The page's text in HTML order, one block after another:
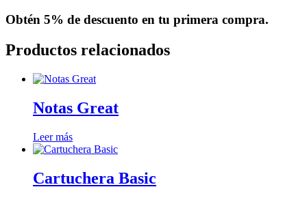
Obtén 5% de descuento en tu primera compra.
Productos relacionados
Notas Great
Leer más
Cartuchera Basic